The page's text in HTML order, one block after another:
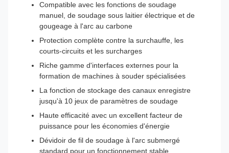
Compatible avec les fonctions de soudage
manuel, de soudage sous laitier électrique et de
gougeage à l'arc au carbone
Protection complète contre la surchauffe, les
courts-circuits et les surcharges
Riche gamme d'interfaces externes pour la
formation de machines à souder spécialisées
La fonction de stockage des canaux enregistre
jusqu'à 10 jeux de paramètres de soudage
Haute efficacité avec un excellent facteur de
puissance pour les économies d'énergie
Dévidoir de fil de soudage à l'arc submergé
standard pour un fonctionnement stable